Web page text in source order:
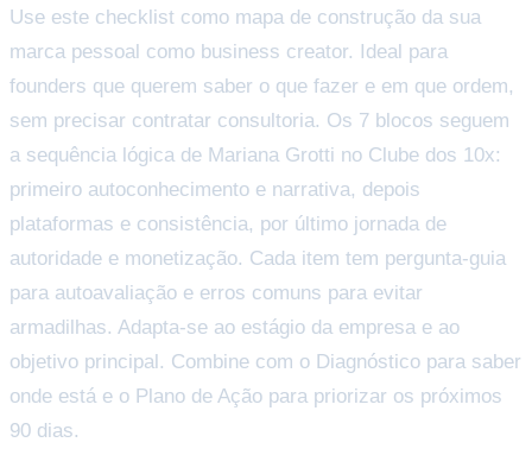
Use este checklist como mapa de construção da sua
marca pessoal como business creator. Ideal para
founders que querem saber o que fazer e em que ordem,
sem precisar contratar consultoria. Os 7 blocos seguem
a sequência lógica de Mariana Grotti no Clube dos 10x:
primeiro autoconhecimento e narrativa, depois
plataformas e consistência, por último jornada de
autoridade e monetização. Cada item tem pergunta-guia
para autoavaliação e erros comuns para evitar
armadilhas. Adapta-se ao estágio da empresa e ao
objetivo principal. Combine com o Diagnóstico para saber
onde está e o Plano de Ação para priorizar os próximos
90 dias.